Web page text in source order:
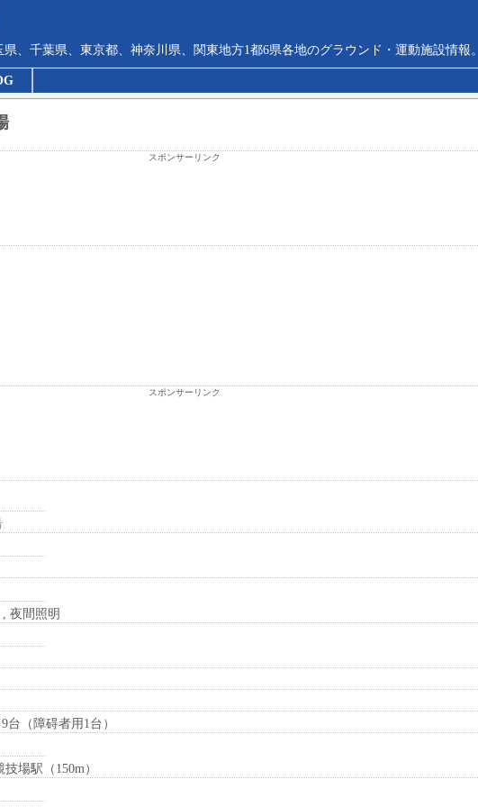
、千葉県、東京都、神奈川県、関東地方1都6県各地のグラウンド・運動施設情報。
スポンサーリンク
スポンサーリンク
夜間照明
（障碍者用1台）
場駅（150m）